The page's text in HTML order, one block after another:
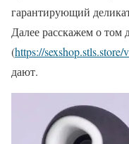
гарантирующий
Далее расскажем о
(https://
дают.